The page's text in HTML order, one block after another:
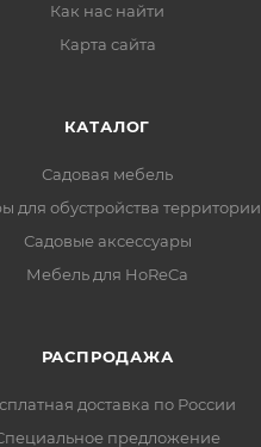
Как нас найти
Карта сайта
КАТАЛОГ
Садовая мебель
для обустройства территории
Садовые аксессуары
Мебель для HoReCa
РАСПРОДАЖА
доставка по России
предложение